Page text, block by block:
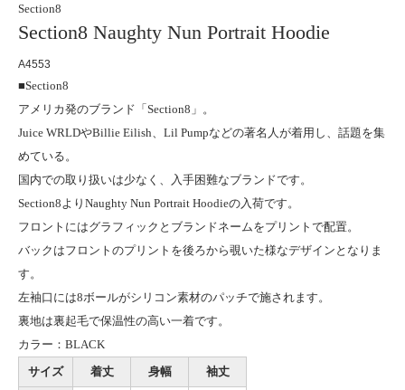
Section8
Section8 Naughty Nun Portrait Hoodie
A4553
■Section8
アメリカ発のブランド「Section8」。
Juice WRLDやBillie Eilish、Lil Pumpなどの著名人が着用し、話題を集
めている。
国内での取り扱いは少なく、入手困難なブランドです。
Section8よりNaughty Nun Portrait Hoodieの入荷です。
フロントにはグラフィックとブランドネームをプリントで配置。
バックはフロントのプリントを後ろから覗いた様なデザインとなりま
す。
左袖口には8ボールがシリコン素材のパッチで施されます。
裏地は裏起毛で保温性の高い一着です。
カラー：BLACK
サイズ
着丈 身幅 袖丈